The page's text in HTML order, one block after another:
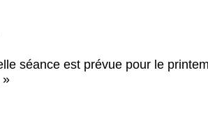
séance est prévue pour le
»